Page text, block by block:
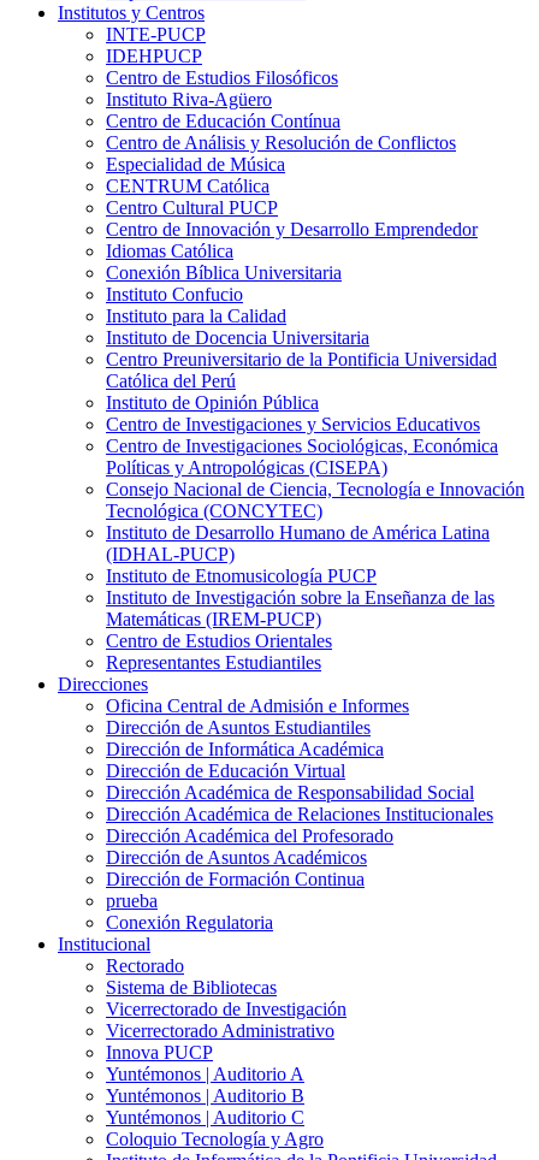
Institutos y Centros
INTE-PUCP
IDEHPUCP
Centro de Estudios Filosóficos
Instituto Riva-Agüero
Centro de Educación Contínua
Centro de Análisis y Resolución de Conflictos
Especialidad de Música
CENTRUM Católica
Centro Cultural PUCP
Centro de Innovación y Desarrollo Emprendedor
Idiomas Católica
Conexión Bíblica Universitaria
Instituto Confucio
Instituto para la Calidad
Instituto de Docencia Universitaria
Centro Preuniversitario de la Pontificia Universidad
Católica del Perú
Instituto de Opinión Pública
Centro de Investigaciones y Servicios Educativos
Centro de Investigaciones Sociológicas, Económica
Políticas y Antropológicas (CISEPA)
Consejo Nacional de Ciencia, Tecnología e Innovación
Tecnológica (CONCYTEC)
Instituto de Desarrollo Humano de América Latina
(IDHAL-PUCP)
Instituto de Etnomusicología PUCP
Instituto de Investigación sobre la Enseñanza de las
Matemáticas (IREM-PUCP)
Centro de Estudios Orientales
Representantes Estudiantiles
Direcciones
Oficina Central de Admisión e Informes
Dirección de Asuntos Estudiantiles
Dirección de Informática Académica
Dirección de Educación Virtual
Dirección Académica de Responsabilidad Social
Dirección Académica de Relaciones Institucionales
Dirección Académica del Profesorado
Dirección de Asuntos Académicos
Dirección de Formación Continua
prueba
Conexión Regulatoria
Institucional
Rectorado
Sistema de Bibliotecas
Vicerrectorado de Investigación
Vicerrectorado Administrativo
Innova PUCP
Yuntémonos | Auditorio A
Yuntémonos | Auditorio B
Yuntémonos | Auditorio C
Coloquio Tecnología y Agro